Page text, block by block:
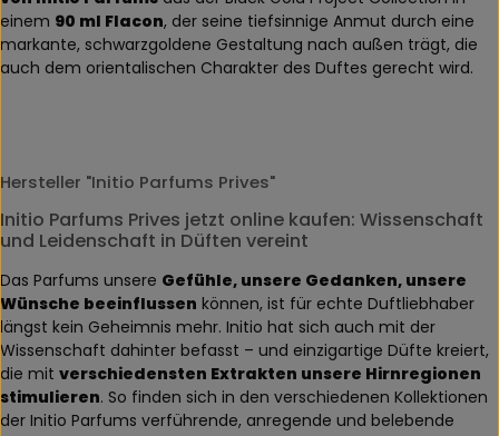
einem 90 ml Flacon, der seine tiefsinnige Anmut durch eine
markante, schwarzgoldene Gestaltung nach außen trägt, die
auch dem orientalischen Charakter des Duftes gerecht wird.
Hersteller "Initio Parfums Prives"
Initio Parfums Prives jetzt online kaufen: Wissenschaft
und Leidenschaft in Düften vereint
Das Parfums unsere Gefühle, unsere Gedanken, unsere
Wünsche beeinflussen können, ist für echte Duftliebhaber
längst kein Geheimnis mehr. Initio hat sich auch mit der
Wissenschaft dahinter befasst – und einzigartige Düfte kreiert,
die mit verschiedensten Extrakten unsere Hirnregionen
stimulieren. So finden sich in den verschiedenen Kollektionen
der Initio Parfums verführende, anregende und belebende